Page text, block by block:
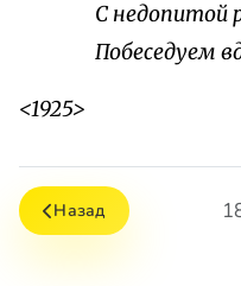
С недопитой
Побеседуем
<1925>
Назад